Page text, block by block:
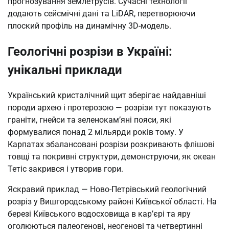
додають сейсмічні дані та LiDAR, перетворюючи
плоский профіль на динамічну 3D-модель.
Геологічні розрізи в Україні:
унікальні приклади
Український кристалічний щит зберігає найдавніші
породи архею і протерозою — розрізи тут показують
граніти, гнейси та зеленокам’яні пояси, які
формувалися понад 2 мільярди років тому. У
Карпатах збалансовані розрізи розкривають флішові
товщі та покривні структури, демонструючи, як океан
Тетіс закрився і утворив гори.
Яскравий приклад — Ново-Петрівський геологічний
розріз у Вишгородському районі Київської області. На
березі Київського водосховища в кар’єрі та яру
оголюються палеогенові, неогенові та четвертинні